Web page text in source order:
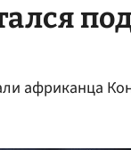
африканца